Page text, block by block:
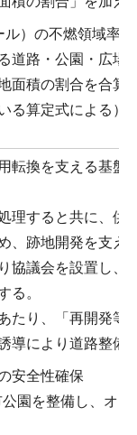
）の不燃領域率
道路・公園・広場
面積の割合を合算
る算定式による）
転換を支える基盤
理すると共に、供
、跡地開発を支え
協議会を設置し、
る。
たり、「再開発等
導により道路整備
安全性確保
園を整備し、オ